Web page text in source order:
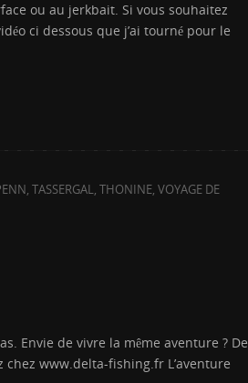
ou au jerkbait. Si vous souhaitez
ci dessous que j’ai tourné pour le
,TASSERGAL,THONINE,VOYAGE DE
Envie de vivre la même aventure ? De
chez www.delta-fishing.fr L’aventure